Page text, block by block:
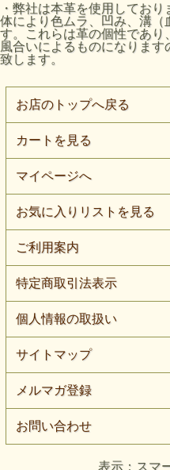
・弊社は本革を使用してお
体により色ムラ、凹み、溝（
す。これらは革の個性であ
風合いによるものになりま
致します。
お店のトップへ戻る
カートを見る
マイページへ
お気に入りリストを見る
ご利用案内
特定商取引法表示
個人情報の取扱い
サイトマップ
メルマガ登録
お問い合わせ
表示：スマ